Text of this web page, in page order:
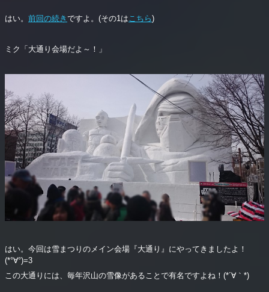
はい。 前回の続き ですよ。(その1はこちら)
ミク「大通り会場だよ～！」
はい。今回は雪まつりのメイン会場『大通り』にやってきましたよ！
(*°∀°)=3
この大通りには、毎年沢山の雪像があることで有名ですよね！(*´∀｀*)